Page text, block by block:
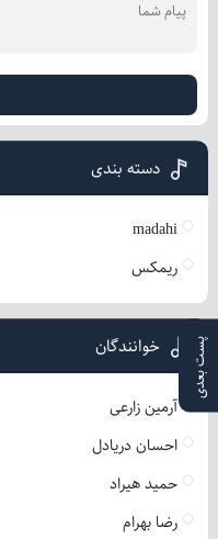
پست بعدی
دسته بندی
madahi
ریمکس
خوانندگان
آرمین زارعی
احسان دریادل
حمید هیراد
رضا بهرام